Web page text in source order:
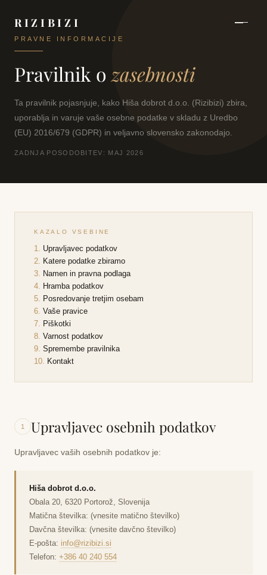
RIZIBIZI
PRAVNE INFORMACIJE
Pravilnik o zasebnosti
Ta pravilnik pojasnjuje, kako Hiša dobrot d.o.o. (Rizibizi) zbira,
uporablja in varuje vaše osebne podatke v skladu z Uredbo
(EU) 2016/679 (GDPR) in veljavno slovensko zakonodajo.
ZADNJA POSODOBITEV: MAJ 2026
KAZALO VSEBINE
Upravljavec podatkov
Katere podatke zbiramo
Namen in pravna podlaga
Hramba podatkov
Posredovanje tretjim osebam
Vaše pravice
Piškotki
Varnost podatkov
Spremembe pravilnika
Kontakt
1 Upravljavec osebnih podatkov
Upravljavec vaših osebnih podatkov je:
Hiša dobrot d.o.o.
Obala 20, 6320 Portorož, Slovenija
Matična številka: (vnesite matično številko)
Davčna številka: (vnesite davčno številko)
E-pošta: info@rizibizi.si
Telefon: +386 40 240 554